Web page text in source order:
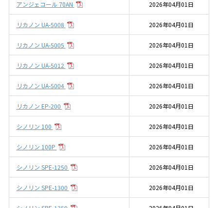
アンジェコール 70AN 2026年04月01日
リカノン UA-5008 2026年04月01日
リカノン UA-5005 2026年04月01日
リカノン UA-5012 2026年04月01日
リカノン UA-5004 2026年04月01日
リカノン EP-200 2026年04月01日
シノリン 100 2026年04月01日
シノリン 100P 2026年04月01日
シノリン SPE-1250 2026年04月01日
シノリン SPE-1300 2026年04月01日